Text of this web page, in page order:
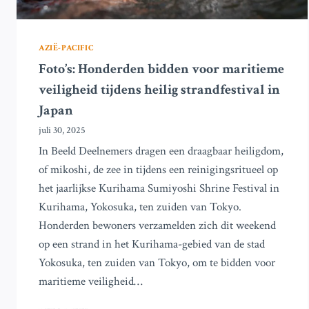
AZIË-PACIFIC
Foto’s: Honderden bidden voor maritieme
veiligheid tijdens heilig strandfestival in
Japan
juli 30, 2025
In Beeld Deelnemers dragen een draagbaar heiligdom,
of mikoshi, de zee in tijdens een reinigingsritueel op
het jaarlijkse Kurihama Sumiyoshi Shrine Festival in
Kurihama, Yokosuka, ten zuiden van Tokyo.
Honderden bewoners verzamelden zich dit weekend
op een strand in het Kurihama-gebied van de stad
Yokosuka, ten zuiden van Tokyo, om te bidden voor
maritieme veiligheid…